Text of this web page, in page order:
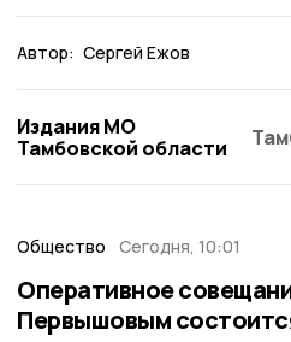
Автор: Сергей Ежов
Издания МО
Тамбовской области
Общество Сегодня, 10:01
Оперативное
Первышовым